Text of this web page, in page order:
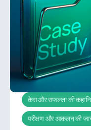
केस और सफलता की
परीक्षण और आकलन की